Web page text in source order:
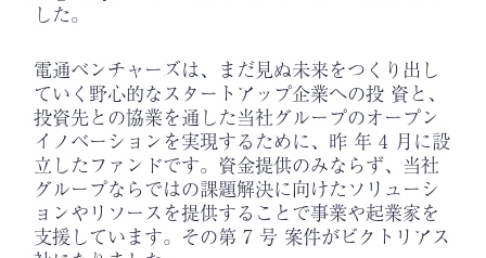
した。
電通ベンチャーズは、まだ見ぬ未来をつくり出し
ていく野心的なスタートアップ企業への投 資と、
投資先との協業を通した当社グループのオープン
イノベーションを実現するために、昨 年 4 月に設
立したファンドです。資金提供のみならず、当社
グループならではの課題解決に向けたソリューシ
ョンやリソースを提供することで事業や起業家を
支援しています。その第 7 号 案件がビクトリアス